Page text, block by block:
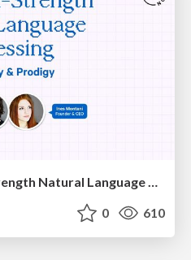
0 610